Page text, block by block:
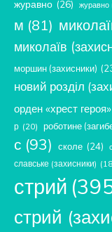
журавно (26) журавно
м (81)
миколаїв
моршин (захисники)
новий розділ
орден «хрест героя»
р (20) роботине
с (93) сколе (24)
славське (захисники)
стрий
стрий